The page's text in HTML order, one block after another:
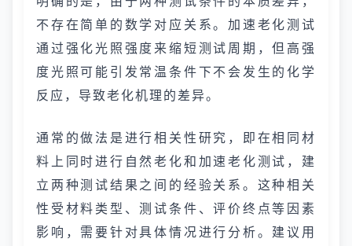
不存在简单的数学对应关系。加速老化测试
通过强化光照强度来缩短测试周期，但高强
度光照可能引发常温条件下不会发生的化学
反应，导致老化机理的差异。
通常的做法是进行相关性研究，即在相同材
料上同时进行自然老化和加速老化测试，建
立两种测试结果之间的经验关系。这种相关
性受材料类型、测试条件、评价终点等因素
影响，需要针对具体情况进行分析。建议用